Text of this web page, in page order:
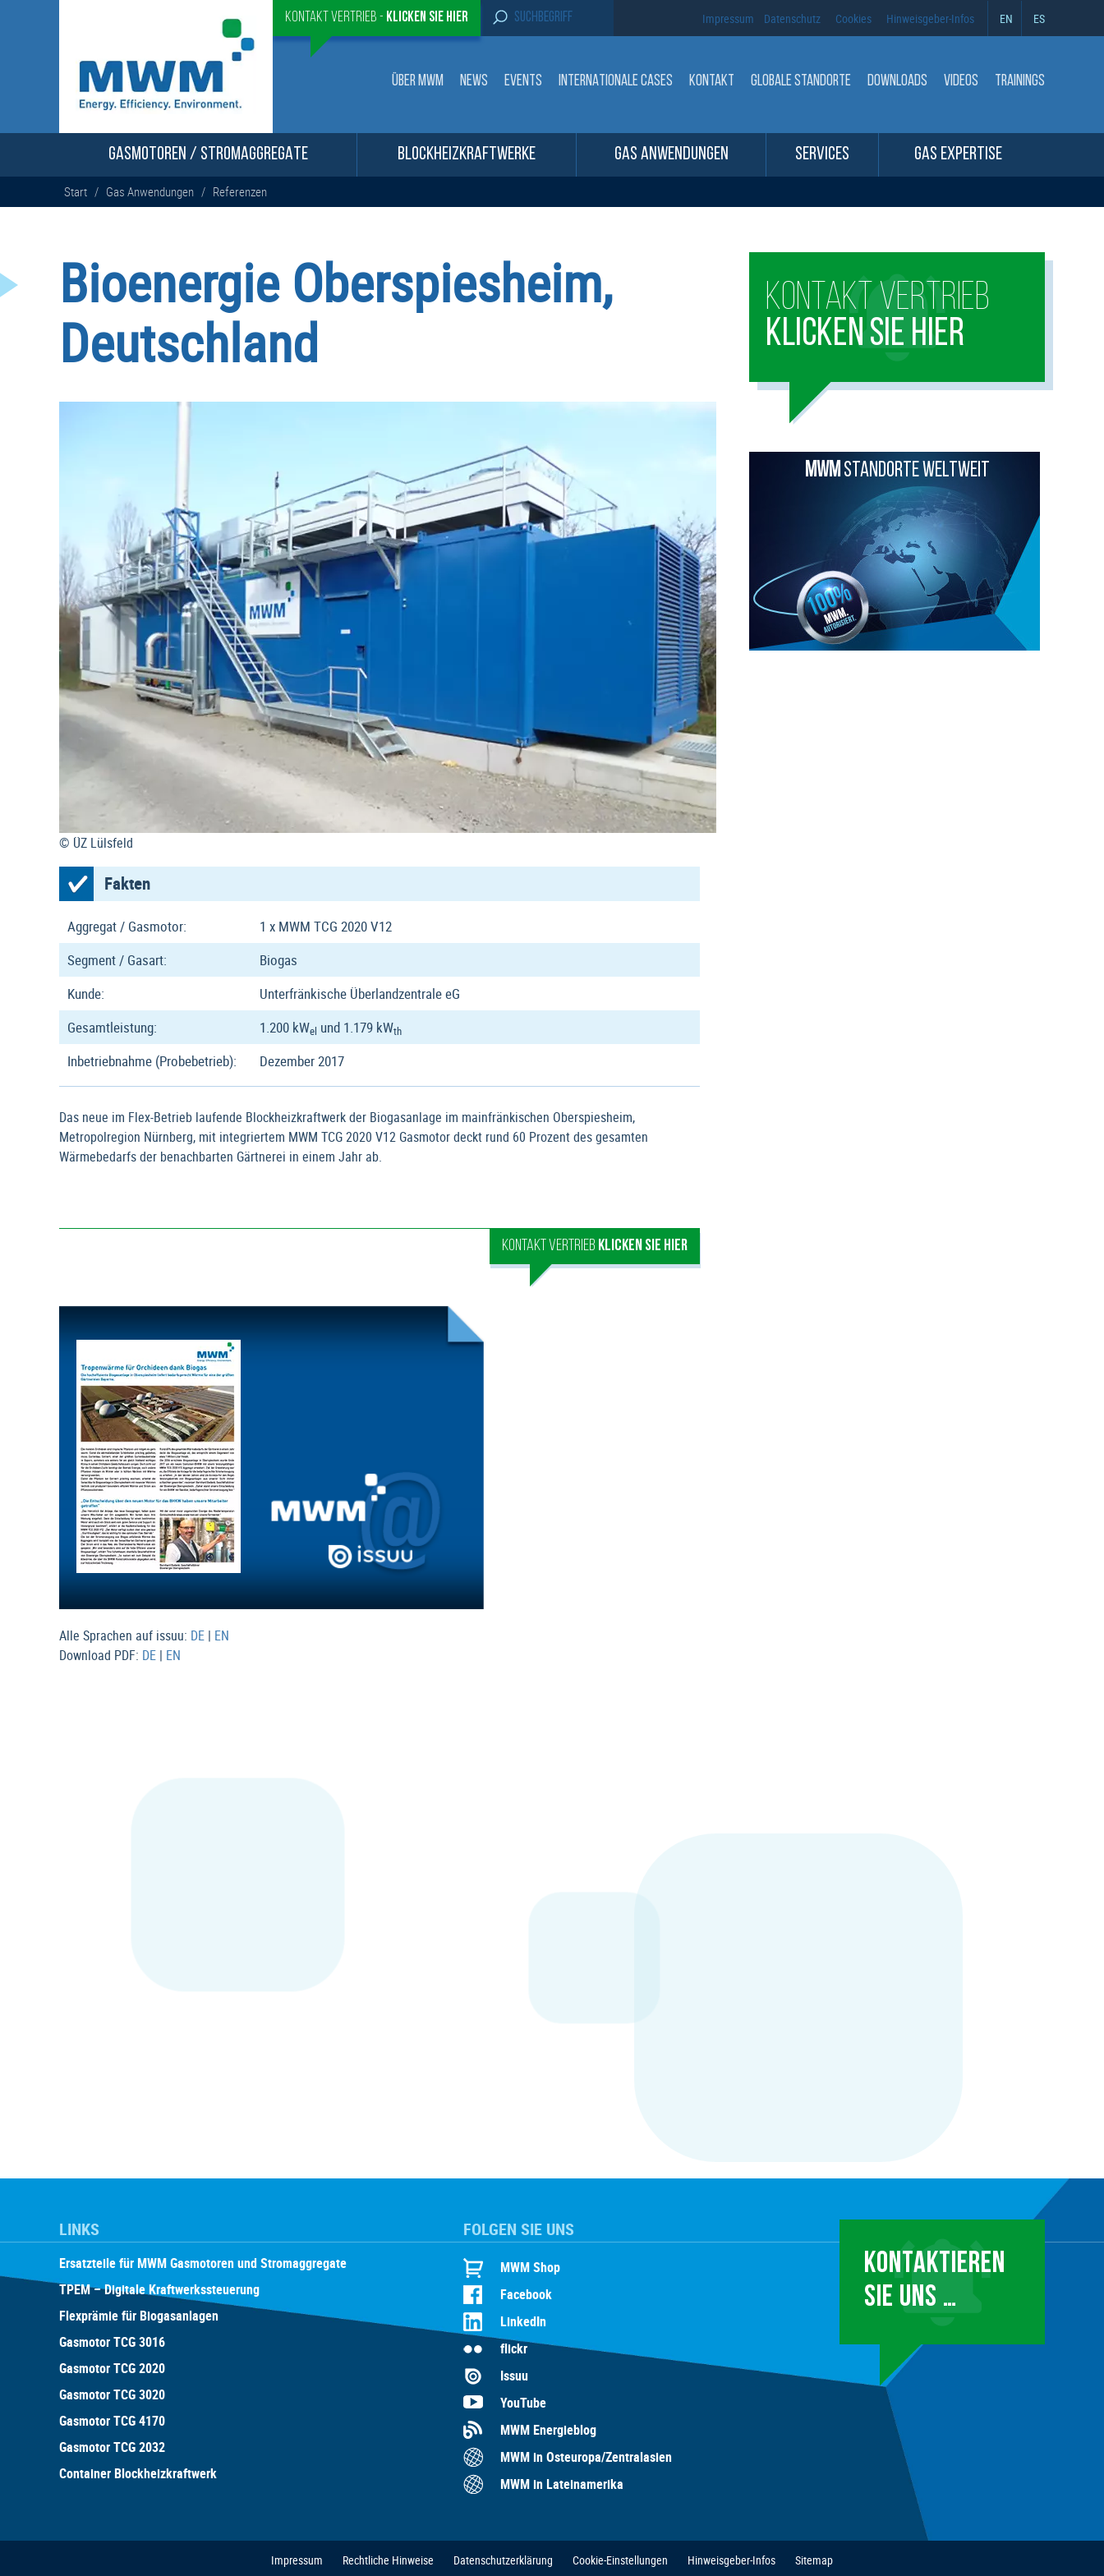
Kontakt Vertrieb - Klicken sie Hier
S
e
r
:
Impressum Datenschutz Cookies Hinweisgeber-Infos EN ES
ÜBER MWM NEWS EVENTS INTERNATIONALE CASES KONTAKT GLOBALE STANDORTE DOWNLOADS VIDEOS TRAININGS
GASMOTOREN / STROMAGGREGATE BLOCKHEIZKRAFTWERKE GAS ANWENDUNGEN SERVICES GAS EXPERTISE
Start / Gas Anwendungen / Referenzen
Bioenergie Oberspiesheim,
Deutschland
© ÜZ Lülsfeld
Fakten
Aggregat / Gasmotor:
1 x MWM TCG 2020 V12
Segment / Gasart:
Biogas
Kunde:
Unterfränkische Überlandzentrale eG
Gesamtleistung:
1.200 kWel und 1.179 kWth
Inbetriebnahme (Probebetrieb): Dezember 2017
Das neue im Flex-Betrieb laufende Blockheizkraftwerk der Biogasanlage im mainfränkischen Oberspiesheim,
Metropolregion Nürnberg, mit integriertem MWM TCG 2020 V12 Gasmotor deckt rund 60 Prozent des gesamten
Wärmebedarfs der benachbarten Gärtnerei in einem Jahr ab.
KONTAKT VERTRIEB KLICKEN SIE HIER
Alle Sprachen auf issuu: DE | EN
Download PDF: DE | EN
KONTAKT VERTRIEB
KLICKEN SIE HIER
MWMSTANDORTE WELTWEIT
LINKS
Ersatzteile für MWM Gasmotoren und Stromaggregate
TPEM – Digitale Kraftwerkssteuerung
Flexprämie für Biogasanlagen
Gasmotor TCG 3016
Gasmotor TCG 2020
Gasmotor TCG 3020
Gasmotor TCG 4170
Gasmotor TCG 2032
Container Blockheizkraftwerk
FOLGEN SIE UNS
MWM Shop
Facebook
LinkedIn
flickr
Issuu
YouTube
MWM Energieblog
MWM in Osteuropa/Zentralasien
MWM in Lateinamerika
KONTAKTIEREN
SIE UNS …
Impressum Rechtliche Hinweise Datenschutzerklärung Cookie-Einstellungen Hinweisgeber-Infos Sitemap